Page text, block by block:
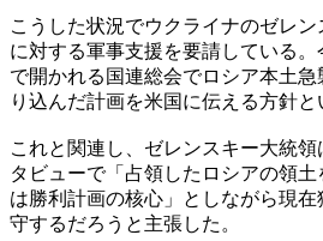
こうした状況でウクライナのゼレ
に対する軍事支援を要請している
で開かれる国連総会でロシア本土
り込んだ計画を米国に伝える方針と
これと関連し、ゼレンスキー大統
タビューで「占領したロシアの領
は勝利計画の核心」としながら現
守するだろうと主張した。